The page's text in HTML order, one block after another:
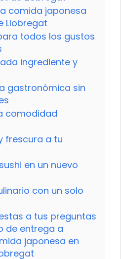
comida japonesa
Llobregat
todos los gustos
ingrediente y
gastronómica sin
comodidad
frescura a tu
en un nuevo
con un solo
a tus preguntas
de entrega a
japonesa en